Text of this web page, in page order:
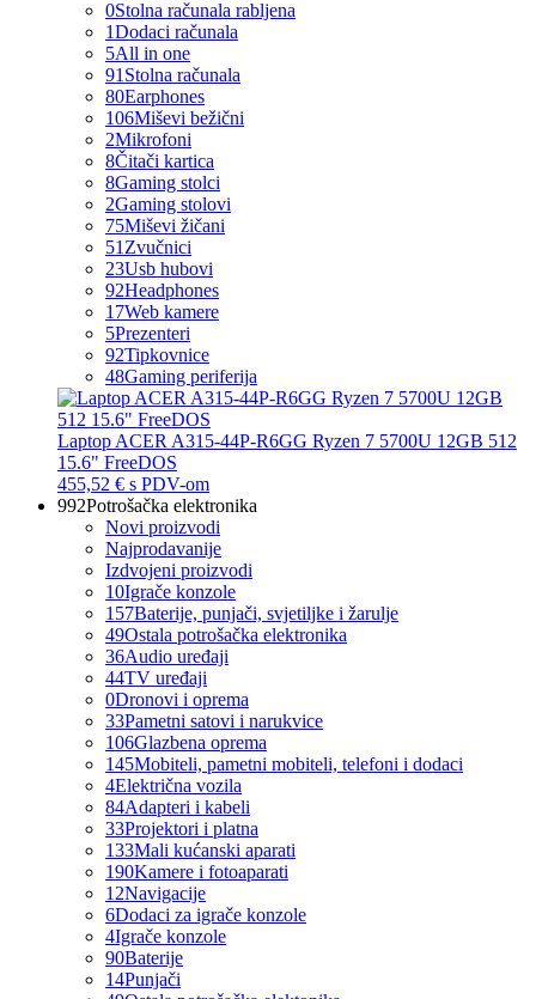
0Stolna računala rabljena
1Dodaci računala
5All in one
91 Stolna računala
80Earphones
106Miševi bežični
2Mikrofoni
8Čitači kartica
8Gaming stolci
2Gaming stolovi
75Miševi žičani
51 Zvučnici
23Usb hubovi
92Headphones
17Web kamere
5Prezenteri
92Tipkovnice
48Gaming periferija
Laptop ACER A315-44P-R6GG Ryzen 7 5700U 12GB 512
15.6" FreeDOS
455,52 € s PDV-om
992Potrošačka elektronika
Novi proizvodi
Najprodavanije
Izdvojeni proizvodi
10Igrače konzole
157Baterije, punjači, svjetiljke i žarulje
49Ostala potrošačka elektronika
36Audio uređaji
44TV uređaji
0Dronovi i oprema
33Pametni satovi i narukvice
106Glazbena oprema
145Mobiteli, pametni mobiteli, telefoni i dodaci
4Električna vozila
84Adapteri i kabeli
33Projektori i platna
133Mali kućanski aparati
190Kamere i fotoaparati
12Navigacije
6Dodaci za igrače konzole
4Igrače konzole
90Baterije
14Punjači